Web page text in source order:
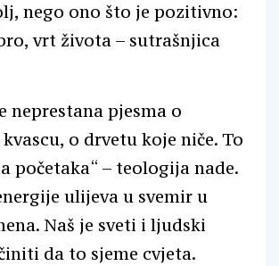
nego ono što je pozitivno:
vrt života – sutrašnjica
neprestana pjesma o
o drvetu koje niče. To
početaka“ – teologija nade.
ulijeva u svemir u
Naš je sveti i ljudski
da to sjeme cvjeta.